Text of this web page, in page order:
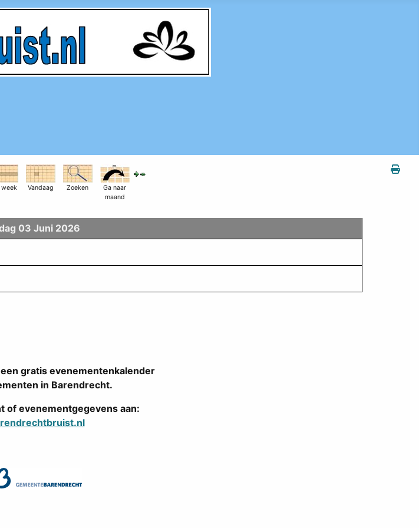
week Vandaag Zoeken
Ga naar
maand
03 Juni 2026
gratis evenementenkalender
in Barendrecht.
of evenementgegevens aan: